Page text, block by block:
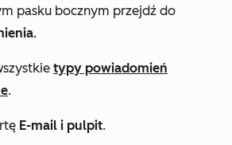
pasku bocznym przejdź do
.
typy powiadomień
.
E-mail i pulpit.